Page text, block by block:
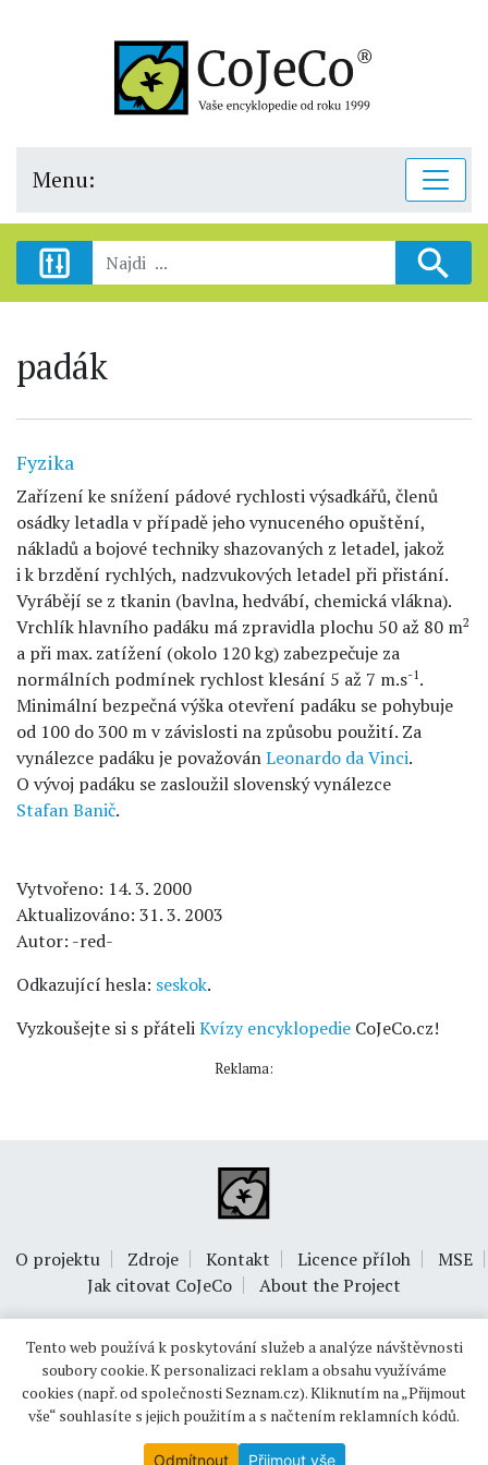
Menu:
padák
Fyzika
Zařízení ke snížení pádové rychlosti výsadkářů, členů
osádky letadla v případě jeho vynuceného opuštění,
nákladů a bojové techniky shazovaných z letadel, jakož
i k brzdění rychlých, nadzvukových letadel při přistání.
Vyrábějí se z tkanin (bavlna, hedvábí, chemická vlákna).
Vrchlík hlavního padáku má zpravidla plochu 50 až 80 m2
a při max. zatížení (okolo 120 kg) zabezpečuje za
normálních podmínek rychlost klesání 5 až 7 m.s-1.
Minimální bezpečná výška otevření padáku se pohybuje
od 100 do 300 m v závislosti na způsobu použití. Za
vynálezce padáku je považovánLeonardo da Vinci.
O vývoj padáku se zasloužil slovenský vynálezce
Stafan Banič.
Vytvořeno: 14. 3. 2000
Aktualizováno: 31. 3. 2003
Autor: -red-
Odkazující hesla: seskok.
Vyzkoušejte si s přáteliKvízy encyklopedie CoJeCo.cz!
Reklama:
O projektu Zdroje Kontakt Licence příloh
MSE
Jak citovat CoJeCo
About the Project
© 1999-2026OPTIMUS s.r.o.
Tento web používá k poskytování služeb a analýze návštěvnosti
soubory cookie. K personalizaci reklam a obsahu využíváme
cookies (např. od společnosti Seznam.cz). Kliknutím na „Přijmout
vše“ souhlasíte s jejich použitím a s načtením reklamních kódů.
Odmítnout Přijmout vše